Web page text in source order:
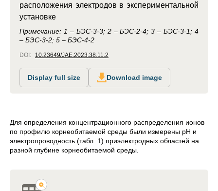
расположения электродов в экспериментальной
установке
Примечание: 1 – БЭС-3-3; 2 – БЭС-2-4; 3 – БЭС-3-1; 4
– БЭС-3-2; 5 – БЭС-4-2
DOI: 10.23649/JAE.2023.38.11.2
Display full size Download image
Для определения концентрационного распределения ионов
по профилю корнеобитаемой среды были измерены pH и
электропроводность (табл. 1) приэлектродных областей на
разной глубине корнеобитаемой среды.